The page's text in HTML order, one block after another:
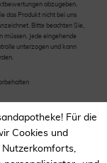
abzugeben.
das Produkt nicht bei uns
Bitte beachten Sie,
müssen. Jede eingehende
unterzogen und kann
Für die
Cookies und
Nutzerkomforts,